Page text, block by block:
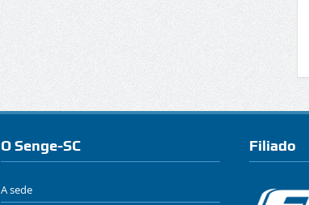
O Senge-SC
A sede
Filiado